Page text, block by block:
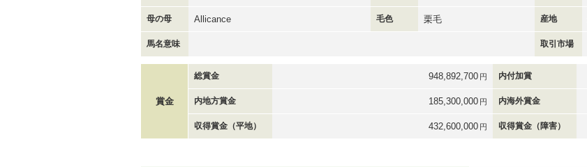
母の母 Allicance 毛色 栗毛 産地
馬名意味 取引市場
賞金
総賞金 948,892,700 円 内付加賞
内地方賞金 185,300,000 円 内海外賞金
収得賞金（平地） 432,600,000 円 収得賞金（障害）